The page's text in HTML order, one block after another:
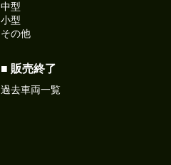
中型
小型
その他
■ 販売終了
過去車両一覧